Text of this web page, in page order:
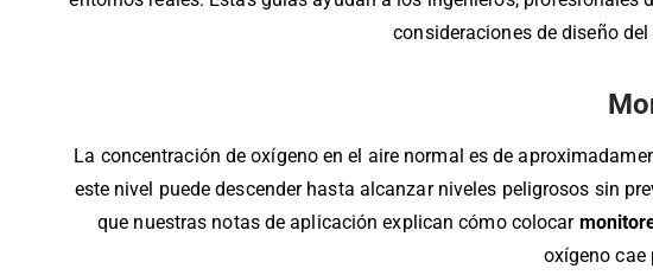
consideraciones de diseño
La concentración de oxígeno en el aire normal es de
este nivel puede descender hasta alcanzar niveles peligrosos sin
que nuestras notas de aplicación explican cómo colocar
oxígeno cae